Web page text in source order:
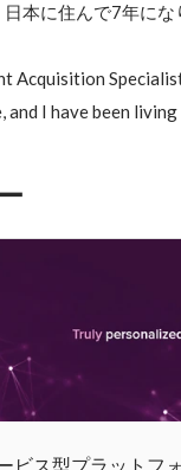
本に住んで7年にな
Acquisition
I have been
ビス型プラットフォ